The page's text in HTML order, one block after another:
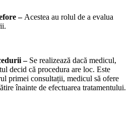
– Acestea au rolul de a evalua
– Se realizează dacă medicul,
decid că procedura are loc. Este
primei consultații, medicul să ofere
înainte de efectuarea tratamentului.